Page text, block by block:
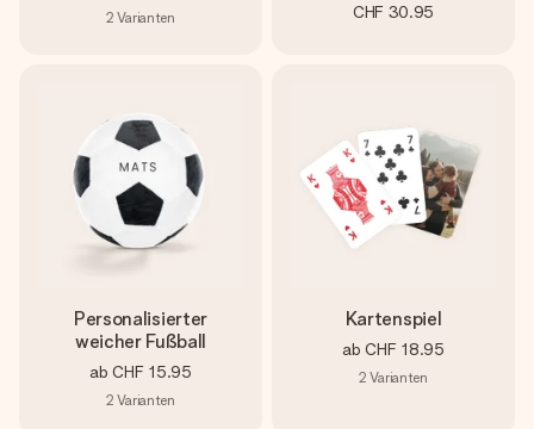
2 Varianten CHF 30.95
Personalisierter
weicher Fußball
ab CHF 15.95
2 Varianten
Kartenspiel
ab CHF 18.95
2 Varianten